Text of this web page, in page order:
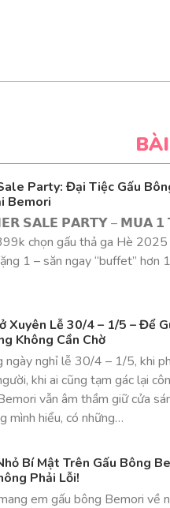
Party: Đại Tiệc Gấu
Bemori
𝗦𝗔𝗟𝗘 𝗣𝗔𝗥𝗧𝗬 – 𝗠𝗨𝗔 𝟭
chọn gấu thả ga Hè 2025
1 – săn ngay “buffet” hơn
Xuyên Lễ 30/4 – 1/5 – Để
Không Cần Chờ
ngày nghỉ lễ 30/4 – 1/5, khi
khi ai cũng tạm gác lại
vẫn âm thầm giữ cửa
mình hiểu, có những…
Bí Mật Trên Gấu Bông
Phải Lỗi!
em gấu bông Bemori về